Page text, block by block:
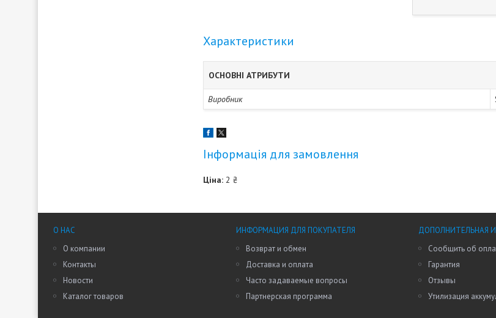
Характеристики
ОСНОВНІ АТРИБУТИ
Виробник
Інформація для замовлення
Ціна: 2 ₴
О НАС
О компании
Контакты
Новости
Каталог товаров
ИНФОРМАЦИЯ ДЛЯ ПОКУПАТЕЛЯ
Возврат и обмен
Доставка и оплата
Часто задаваемые вопросы
Партнерская программа
ДОПОЛНИТЕЛЬНАЯ
Сообщить об
Гарантия
Отзывы
Утилизация